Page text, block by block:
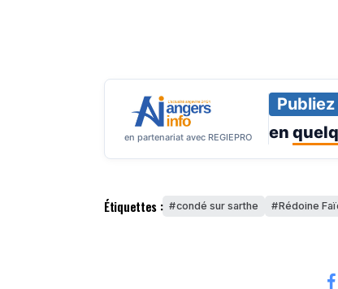
en partenariat avec REGIEPRO
Publiez
en
Étiquettes : condé sur sarthe Rédoine